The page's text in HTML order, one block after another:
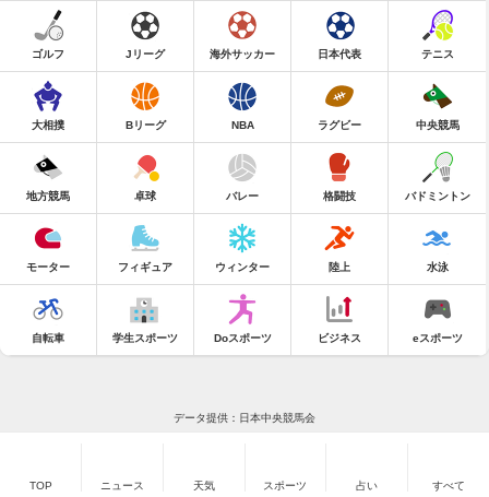
ゴルフ Jリーグ 海外サッカー 日本代表 テニス
大相撲 Bリーグ NBA ラグビー 中央競馬
地方競馬 卓球 バレー 格闘技 バドミントン
モーター フィギュア ウィンター 陸上 水泳
自転車 学生スポーツ Doスポーツ ビジネス eスポーツ
データ提供：日本中央競馬会
TOP ニュース 天気 スポーツ 占い すべて